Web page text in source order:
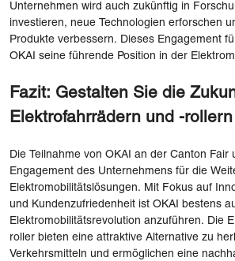
Unternehmen wird auch zukünftig in
investieren, neue Technologien erforschen
Produkte verbessern. Dieses Engagement
OKAI seine führende Position in der
Fazit: Gestalten Sie die
Elektrofahrrädern und -rollern
Die Teilnahme von OKAI an der Canton Fair
Engagement des Unternehmens für die
Elektromobilitätslösungen. Mit Fokus auf
und Kundenzufriedenheit ist OKAI bestens
Elektromobilitätsrevolution anzuführen. Die
roller bieten eine attraktive Alternative zu
Verkehrsmitteln und ermöglichen eine